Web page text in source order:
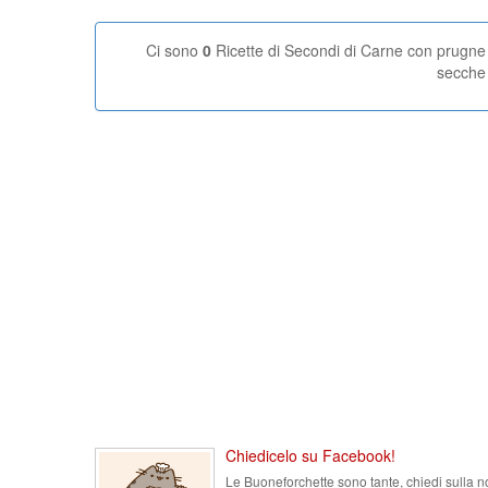
Ci sono 0 Ricette di Secondi di Carne con prugne
secche
Chiedicelo su Facebook!
Le Buoneforchette sono tante, chiedi sulla